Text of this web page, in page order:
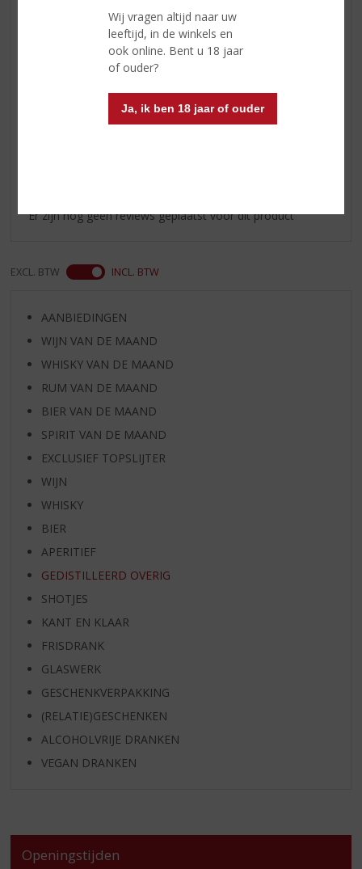
Wij vragen altijd naar uw
leeftijd, in de winkels en
ook online. Bent u 18 jaar
of ouder?
Ja, ik ben 18 jaar of ouder
een fijne, zachte smaak van
subtiele kruiden die de mond
vullen
een zachte en verwarmende
Er zijn nog geen reviews geplaatst voor dit product
EXCL. BTW INCL. BTW
AANBIEDINGEN
WIJN VAN DE MAAND
WHISKY VAN DE MAAND
RUM VAN DE MAAND
BIER VAN DE MAAND
SPIRIT VAN DE MAAND
EXCLUSIEF TOPSLIJTER
WIJN
WHISKY
BIER
APERITIEF
GEDISTILLEERD OVERIG
SHOTJES
KANT EN KLAAR
FRISDRANK
GLASWERK
GESCHENKVERPAKKING
(RELATIE)GESCHENKEN
ALCOHOLVRIJE DRANKEN
VEGAN DRANKEN
Openingstijden